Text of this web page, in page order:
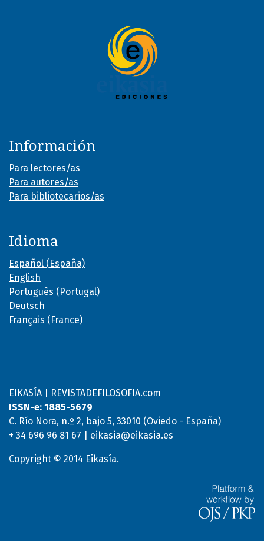
Información
Para lectores/as
Para autores/as
Para bibliotecarios/as
Idioma
Español (España)
English
Português (Portugal)
Deutsch
Français (France)
EIKASÍA | REVISTADEFILOSOFIA.com
ISSN-e: 1885-5679
C. Río Nora, n.º 2, bajo 5, 33010 (Oviedo - España)
+ 34 696 96 81 67 | eikasia@eikasia.es
Copyright © 2014 Eikasía.